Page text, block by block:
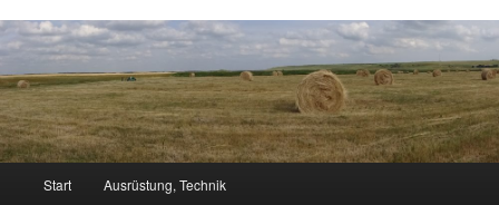
Start Ausrüstung, Technik